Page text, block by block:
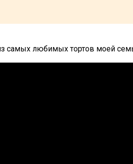
самых любимых тортов моей